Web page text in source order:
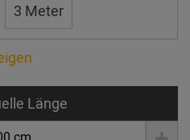
3 Meter
Länge